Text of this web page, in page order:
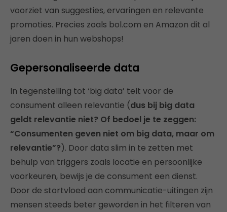
voorziet van suggesties, ervaringen en relevante
promoties. Precies zoals bol.com en Amazon dit al
jaren doen in hun webshops!
Gepersonaliseerde data
In tegenstelling tot ‘big data’ telt voor de
consument alleen relevantie (dus bij big data
geldt relevantie niet? Of bedoel je te zeggen:
“Consumenten geven niet om big data, maar om
relevantie”?). Door data slim in te zetten met
behulp van triggers zoals locatie en persoonlijke
voorkeuren, bewijs je de consument een dienst.
Door de stortvloed aan communicatie-uitingen zijn
mensen steeds beter geworden in het filteren van